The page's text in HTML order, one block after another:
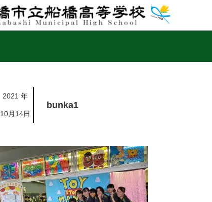
2021 年
10月14日
bunka1